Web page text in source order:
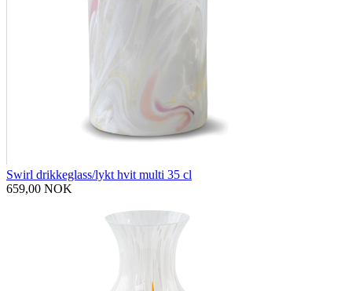
Swirl drikkeglass/lykt hvit multi 35 cl
659,00 NOK